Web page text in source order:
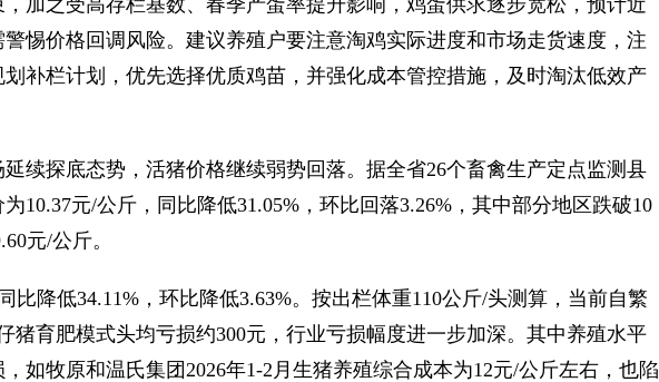
之受高存栏基数、春季产蛋率提升影响，鸡蛋供求逐步宽松，预计近
惕价格回调风险。建议养殖户要注意淘鸡实际进度和市场走货速度，注
补栏计划，优先选择优质鸡苗，并强化成本管控措施，及时淘汰低效产
探底态势，活猪价格继续弱势回落。据全省26个畜禽生产定点监测县
10.37元/公斤，同比降低31.05%，环比回落3.26%，其中部分地区跌破10
元/公斤。
降低34.11%，环比降低3.63%。按出栏体重110公斤/头测算，当前自繁
猪育肥模式头均亏损约300元，行业亏损幅度进一步加深。其中养殖水平
如牧原和温氏集团2026年1-2月生猪养殖综合成本为12元/公斤左右，也陷